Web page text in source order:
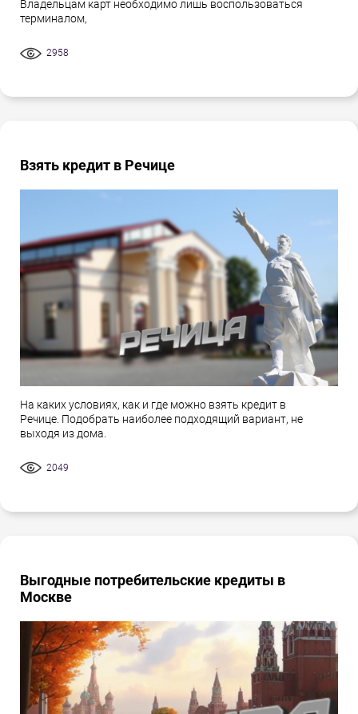
Владельцам карт необходимо лишь воспользоваться
терминалом,
2958
Взять кредит в Речице
На каких условиях, как и где можно взять кредит в
Речице. Подобрать наиболее подходящий вариант, не
выходя из дома.
2049
Выгодные потребительские кредиты в
Москве